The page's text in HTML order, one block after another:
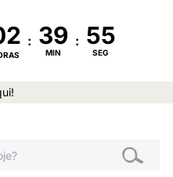
:
MIN
:
SEG